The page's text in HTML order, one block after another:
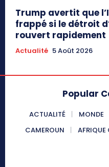
Trump avertit que
frappé si le détroit
rouvert rapidement
Actualité 5 Août 2026
Popular
ACTUALITÉ MONDE
CAMEROUN
AFRIQUE